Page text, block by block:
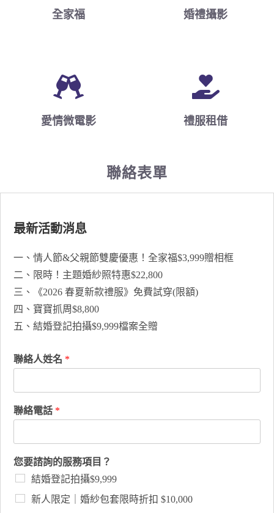
全家福 婚禮攝影
愛情微電影 禮服租借
聯絡表單
最新活動消息
一、情人節&父親節雙慶優惠！全家福$3,999贈相框
二、限時！主題婚紗照特惠$22,800
三、《2026 春夏新款禮服》免費試穿(限額)
四、寶寶抓周$8,800
五、結婚登記拍攝$9,999檔案全贈
聯絡人姓名 *
聯絡電話 *
您要諮詢的服務項目？
結婚登記拍攝$9,999
新人限定｜婚紗包套限時折扣 $10,000